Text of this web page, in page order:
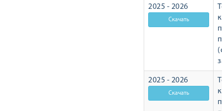
2025 - 2026
2025 - 2026